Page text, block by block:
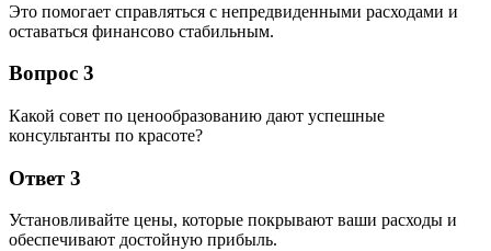
Это помогает справляться с непредвиденными расходами и
оставаться финансово стабильным.
Вопрос 3
Какой совет по ценообразованию дают успешные
консультанты по красоте?
Ответ 3
Установливайте цены, которые покрывают ваши расходы и
обеспечивают достойную прибыль.